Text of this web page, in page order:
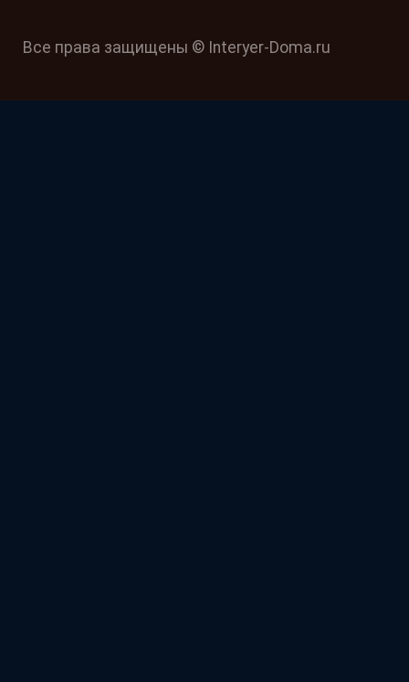
Все права защищены © Interyer-Doma.ru